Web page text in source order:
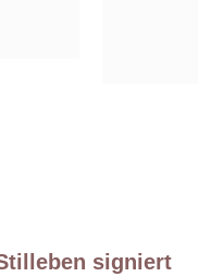
signiert